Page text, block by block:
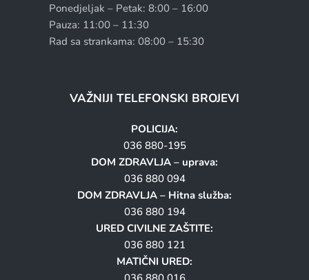
Ponedjeljak – Petak: 8:00 – 16:00
Pauza: 11:00 – 11:30
Rad sa strankama: 08:00 – 15:30
VAŽNIJI TELEFONSKI BROJEVI
POLICIJA:
036 880-195
DOM ZDRAVLJA – uprava:
036 880 094
DOM ZDRAVLJA – Hitna služba:
036 880 194
URED CIVILNE ZAŠTITE:
036 880 121
MATIČNI URED: